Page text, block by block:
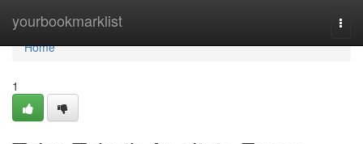
yourbookmarklist
Home
Home
1